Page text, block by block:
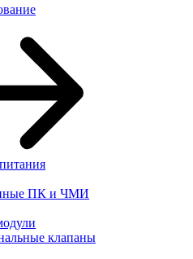
ПК и ЧМИ
клапаны